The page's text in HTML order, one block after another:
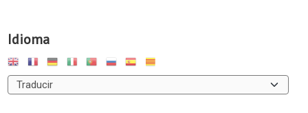
Idioma